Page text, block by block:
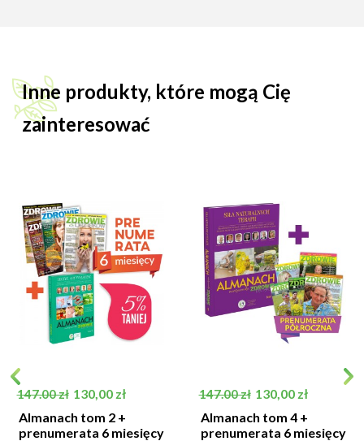
Inne produkty, które mogą Cię
zainteresować
Cena podstawowa
147.00 zł Cena
130,00 zł
Almanach tom 2 +
prenumerata 6 miesięcy
Cena podstawowa
147.00 zł Cena
130,00 zł
Almanach tom 4 +
prenumerata 6 miesięcy